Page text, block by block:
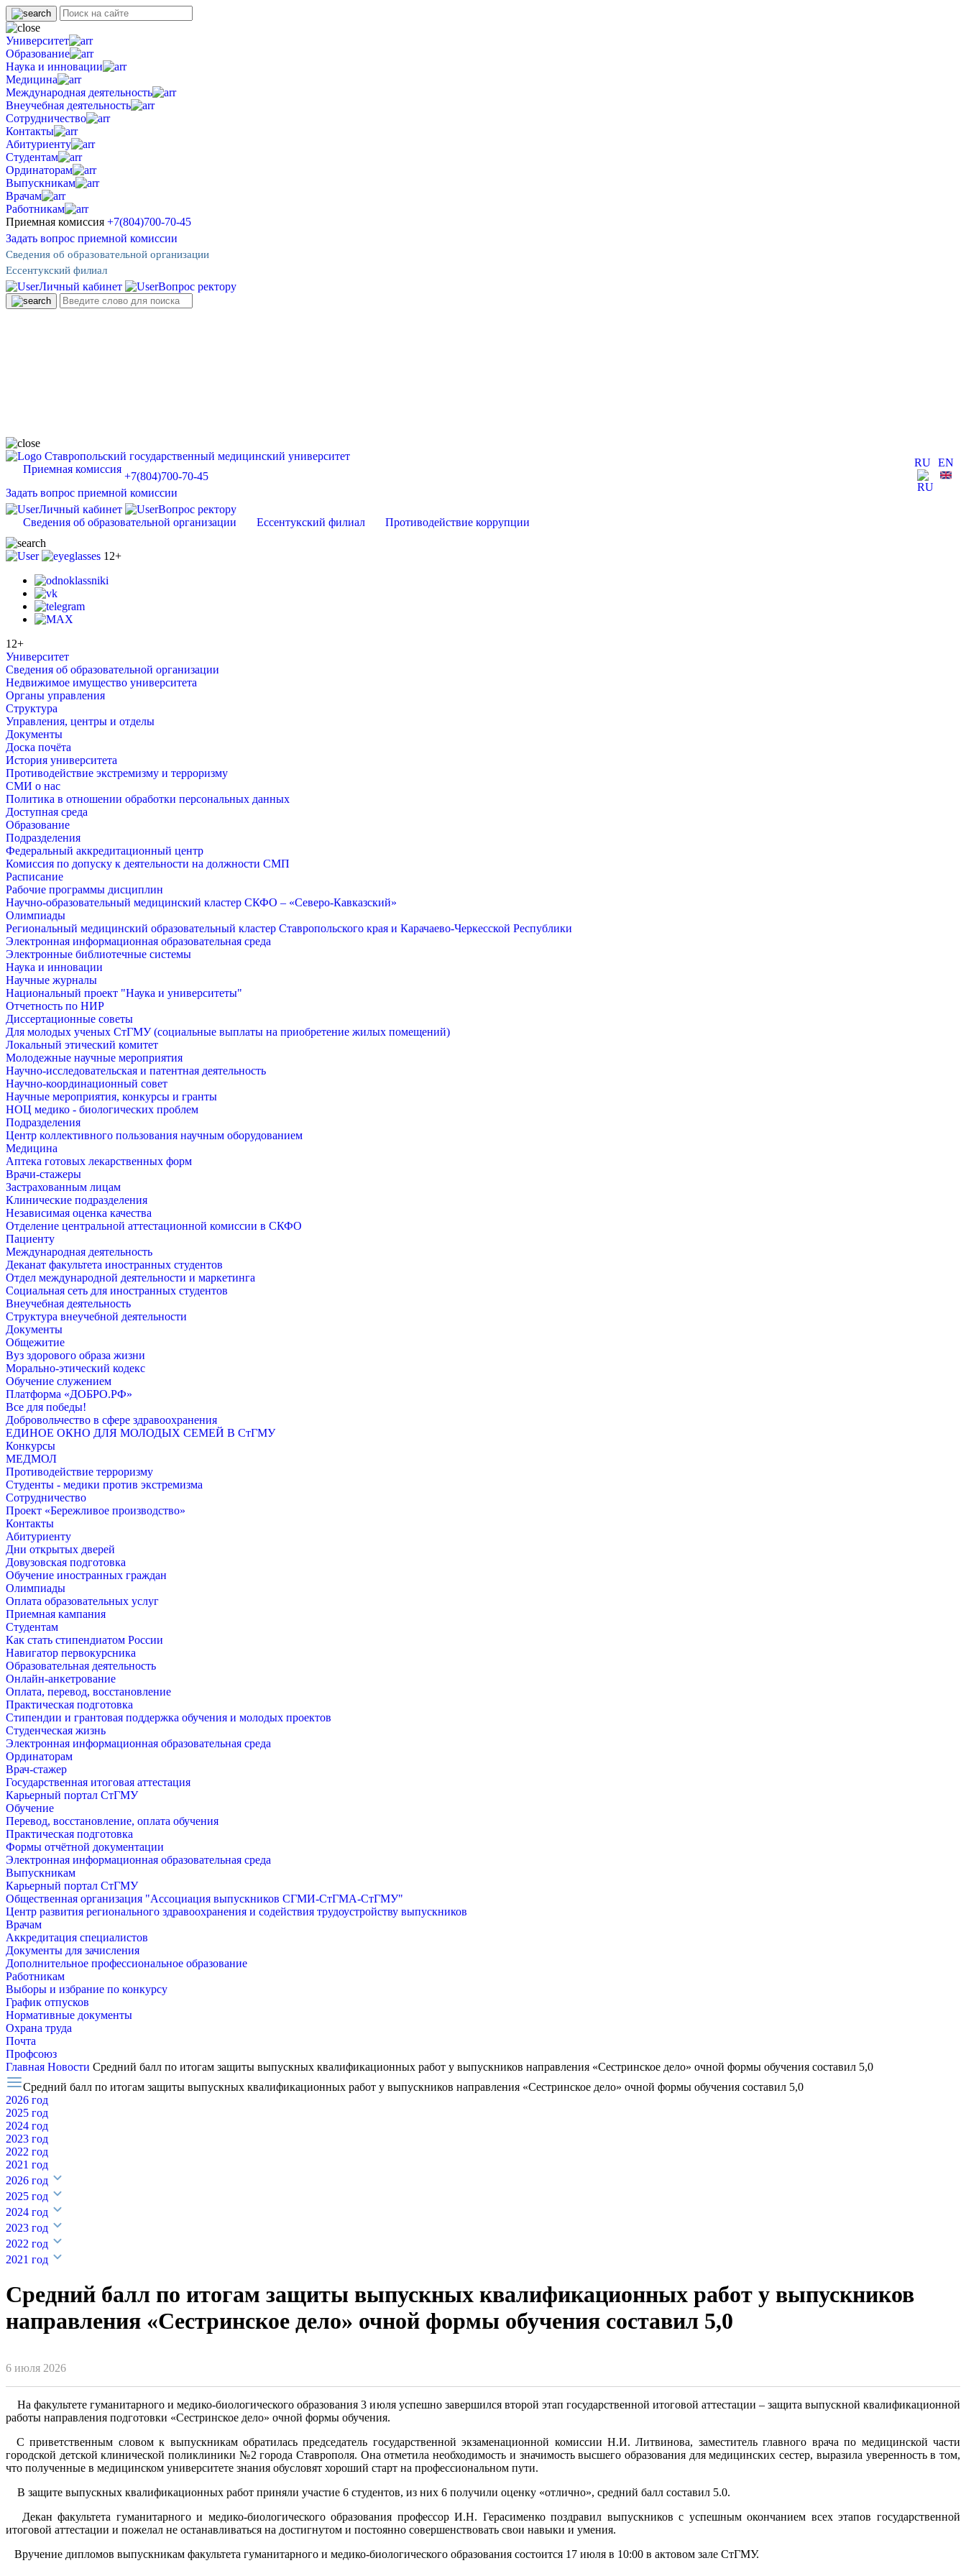
Университет
Образование
Наука и инновации
Медицина
Международная деятельность
Внеучебная деятельность
Сотрудничество
Контакты
Абитуриенту
Студентам
Ординаторам
Выпускникам
Врачам
Работникам
Приемная комиссия +7(804)700-70-45
Задать вопрос приемной комиссии
Сведения об образовательной организации
Ессентукский филиал
Личный кабинет Вопрос ректору
RU EN
Ставропольский государственный медицинский университет
Приемная комиссия
+7(804)700-70-45
Задать вопрос приемной комиссии
Личный кабинет
Вопрос ректору
Сведения об образовательной организации
Ессентукский филиал Противодействие коррупции
12+
12+
Университет
Сведения об образовательной организации
Недвижимое имущество университета
Органы управления
Структура
Управления, центры и отделы
Документы
Доска почёта
История университета
Противодействие экстремизму и терроризму
СМИ о нас
Политика в отношении обработки персональных данных
Доступная среда
Образование
Подразделения
Федеральный аккредитационный центр
Комиссия по допуску к деятельности на должности СМП
Расписание
Рабочие программы дисциплин
Научно-образовательный медицинский кластер СКФО – «Северо-Кавказский»
Олимпиады
Региональный медицинский образовательный кластер Ставропольского края и Карачаево-Черкесской Республики
Электронная информационная образовательная среда
Электронные библиотечные системы
Наука и инновации
Научные журналы
Национальный проект "Наука и университеты"
Отчетность по НИР
Диссертационные советы
Для молодых ученых СтГМУ (социальные выплаты на приобретение жилых помещений)
Локальный этический комитет
Молодежные научные мероприятия
Научно-исследовательская и патентная деятельность
Научно-координационный совет
Научные мероприятия, конкурсы и гранты
НОЦ медико - биологических проблем
Подразделения
Центр коллективного пользования научным оборудованием
Медицина
Аптека готовых лекарственных форм
Врачи-стажеры
Застрахованным лицам
Клинические подразделения
Независимая оценка качества
Отделение центральной аттестационной комиссии в СКФО
Пациенту
Международная деятельность
Деканат факультета иностранных студентов
Отдел международной деятельности и маркетинга
Социальная сеть для иностранных студентов
Внеучебная деятельность
Структура внеучебной деятельности
Документы
Общежитие
Вуз здорового образа жизни
Морально-этический кодекс
Обучение служением
Платформа «ДОБРО.РФ»
Все для победы!
Добровольчество в сфере здравоохранения
ЕДИНОЕ ОКНО ДЛЯ МОЛОДЫХ СЕМЕЙ В СтГМУ
Конкурсы
МЕДМОЛ
Противодействие терроризму
Студенты - медики против экстремизма
Сотрудничество
Проект «Бережливое производство»
Контакты
Абитуриенту
Дни открытых дверей
Довузовская подготовка
Обучение иностранных граждан
Олимпиады
Оплата образовательных услуг
Приемная кампания
Студентам
Как стать стипендиатом России
Навигатор первокурсника
Образовательная деятельность
Онлайн-анкетрование
Оплата, перевод, восстановление
Практическая подготовка
Стипендии и грантовая поддержка обучения и молодых проектов
Студенческая жизнь
Электронная информационная образовательная среда
Ординаторам
Врач-стажер
Государственная итоговая аттестация
Карьерный портал СтГМУ
Обучение
Перевод, восстановление, оплата обучения
Практическая подготовка
Формы отчётной документации
Электронная информационная образовательная среда
Выпускникам
Карьерный портал СтГМУ
Общественная организация "Ассоциация выпускников СГМИ-СтГМА-СтГМУ"
Центр развития регионального здравоохранения и содействия трудоустройству выпускников
Врачам
Аккредитация специалистов
Документы для зачисления
Дополнительное профессиональное образование
Работникам
Выборы и избрание по конкурсу
График отпусков
Нормативные документы
Охрана труда
Почта
Профсоюз
Главная Новости Средний балл по итогам защиты выпускных квалификационных работ у выпускников направления «Сестринское дело» очной формы обучения составил 5,0
Средний балл по итогам защиты выпускных квалификационных работ у выпускников направления «Сестринское дело» очной формы обучения составил 5,0
2026 год
2025 год
2024 год
2023 год
2022 год
2021 год
2026 год
2025 год
2024 год
2023 год
2022 год
2021 год
Средний балл по итогам защиты выпускных квалификационных работ у выпускников
направления «Сестринское дело» очной формы обучения составил 5,0
6 июля 2026
На факультете гуманитарного и медико-биологического образования 3 июля успешно завершился второй этап государственной итоговой аттестации – защита выпускной квалификационной
работы направления подготовки «Сестринское дело» очной формы обучения.
С приветственным словом к выпускникам обратилась председатель государственной экзаменационной комиссии Н.И. Литвинова, заместитель главного врача по медицинской части
городской детской клинической поликлиники №2 города Ставрополя. Она отметила необходимость и значимость высшего образования для медицинских сестер, выразила уверенность в том,
что полученные в медицинском университете знания обусловят хороший старт на профессиональном пути.
В защите выпускных квалификационных работ приняли участие 6 студентов, из них 6 получили оценку «отлично», средний балл составил 5.0.
Декан факультета гуманитарного и медико-биологического образования профессор И.Н. Герасименко поздравил выпускников с успешным окончанием всех этапов государственной
итоговой аттестации и пожелал не останавливаться на достигнутом и постоянно совершенствовать свои навыки и умения.
Вручение дипломов выпускникам факультета гуманитарного и медико-биологического образования состоится 17 июля в 10:00 в актовом зале СтГМУ.